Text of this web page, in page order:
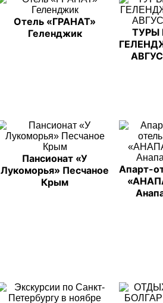
Отель «ГРАНАТ»
Геленджик
ТУРЫ
Пансионат «У
Лукоморья» Песчаное
Крым
Апарт-